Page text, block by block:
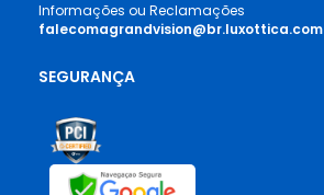
Informações ou Reclamações
falecomagrandvision@br.luxottica.com
SEGURANÇA